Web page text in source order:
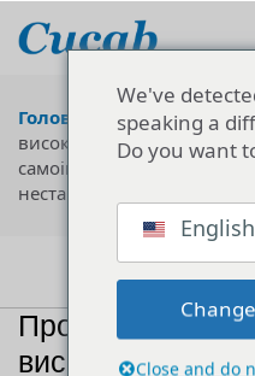
Головна Технологія"
високовольтний
самоіндукція, великий
нестандартна довільна
Професійний
високовольтний
We've
speaking a
Do you want
English
Close and do